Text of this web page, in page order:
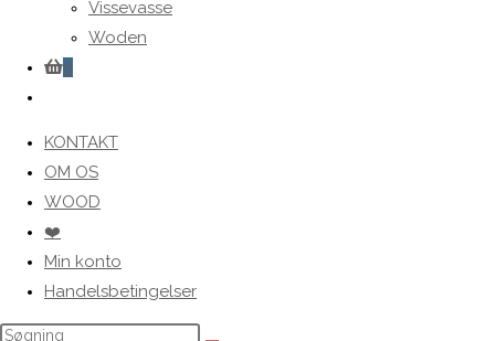
Vissevasse
Woden
0
search
KONTAKT
OM OS
WOOD
❤️
Min konto
Handelsbetingelser